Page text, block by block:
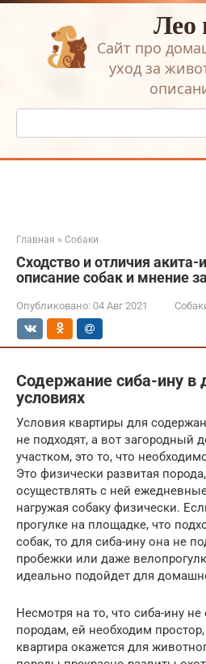
Перейти
Лео
Сайт про
уход за
Поиск:
Главная » Собаки
Сходство и отличия акита-
описание собак и мнение
Опубликовано: 04 Авг 2021
Содержание сиба-ину в
условиях
Условия квартиры для
не подходят, а вот загородный
участком, это то, что
Это физически развитая
осуществлять с ней
нагружая собаку физически.
прогулке на площадке, что
собак, то для сиба-ину она не
пробежки или даже
идеально подойдет для
Несмотря на то, что сиба-ину
породам, ей необходим
квартира окажется для